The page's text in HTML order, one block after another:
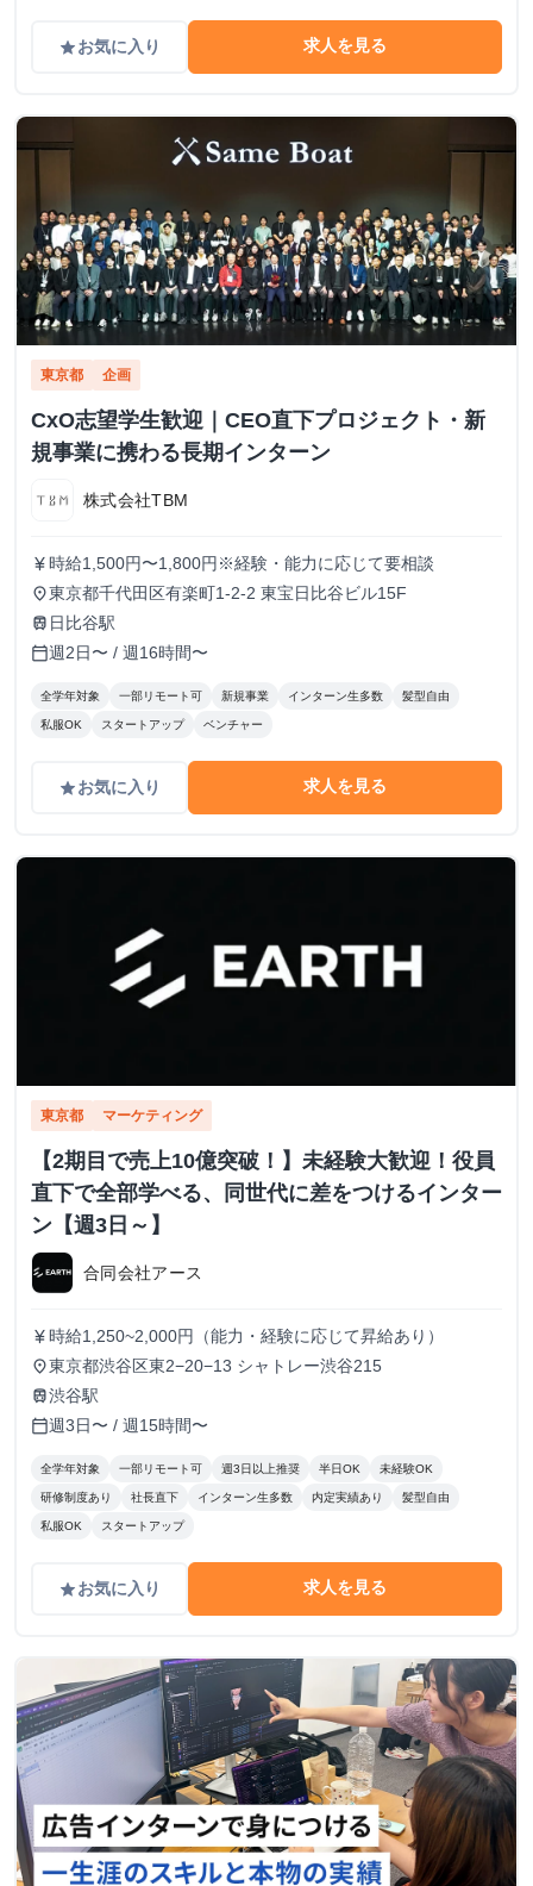
gradeお気に入り 求人を見る
東京都 企画
CxO志望学生歓迎｜CEO直下プロジェクト・新
規事業に携わる長期インターン
株式会社TBM
currency_yen 時給1,500円〜1,800円※経験・能力に応じて要相談
place東京都千代田区有楽町1-2-2 東宝日比谷ビル15F
train 日比谷駅
calendar_today週2日〜 / 週16時間〜
全学年対象 一部リモート可 新規事業 インターン生多数 髪型自由
私服OK スタートアップ ベンチャー
gradeお気に入り 求人を見る
東京都 マーケティング
【2期目で売上10億突破！】未経験大歓迎！役員
直下で全部学べる、同世代に差をつけるインター
ン【週3日～】
合同会社アース
currency_yen 時給1,250~2,000円（能力・経験に応じて昇給あり）
place東京都渋谷区東2−20−13 シャトレー渋谷215
train渋谷駅
calendar_today週3日〜 / 週15時間〜
全学年対象 一部リモート可 週3日以上推奨 半日OK 未経験OK
研修制度あり 社長直下 インターン生多数 内定実績あり 髪型自由
私服OK スタートアップ
gradeお気に入り 求人を見る